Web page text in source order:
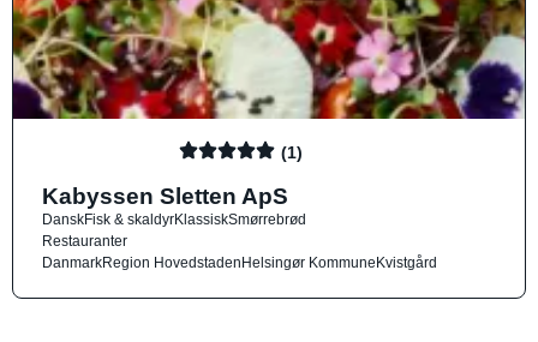
(1)
Kabyssen Sletten ApS
DanskFisk & skaldyrKlassiskSmørrebrød
Restauranter
DanmarkRegion HovedstadenHelsingør KommuneKvistgård